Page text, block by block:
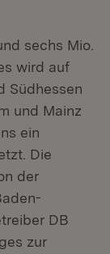
sechs Mio.
wird auf
Südhessen
und Mainz
ein
Die
der
DB
zur